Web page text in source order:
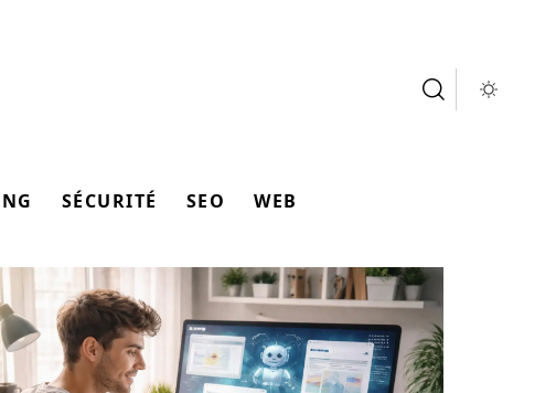
SÉCURITÉ SEO WEB